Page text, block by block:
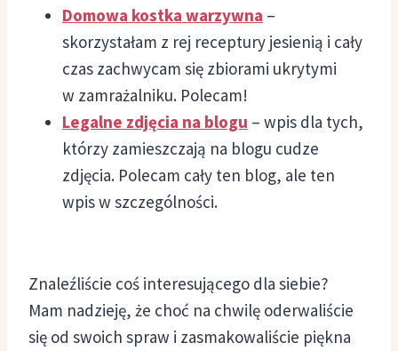
Domowa kostka warzywna –
skorzystałam z rej receptury jesienią i cały
czas zachwycam się zbiorami ukrytymi
w zamrażalniku. Polecam!
Legalne zdjęcia na blogu – wpis dla tych,
którzy zamieszczają na blogu cudze
zdjęcia. Polecam cały ten blog, ale ten
wpis w szczególności.
Znaleźliście coś interesującego dla siebie?
Mam nadzieję, że choć na chwilę oderwaliście
się od swoich spraw i zasmakowaliście piękna